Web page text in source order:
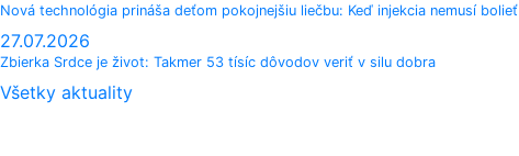
Nová technológia prináša deťom pokojnejšiu liečbu: Keď injekcia nemusí bolieť
27.07.2026
Zbierka Srdce je život: Takmer 53 tísíc dôvodov veriť v silu dobra
Všetky aktuality